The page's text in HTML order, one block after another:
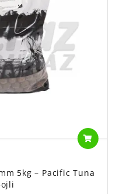
5kg – Pacific Tuna